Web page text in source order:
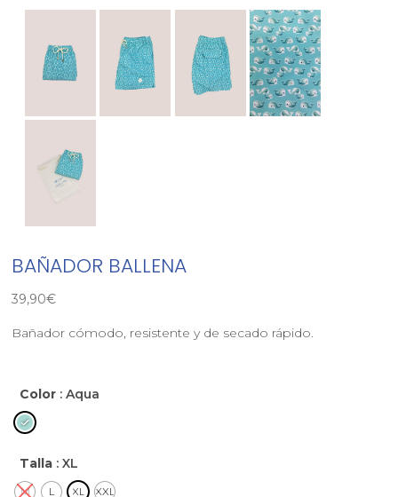
BAÑADOR BALLENA
39,90€
Bañador cómodo, resistente y de secado rápido.
Color : Aqua
Talla : XL
M L XL XXL